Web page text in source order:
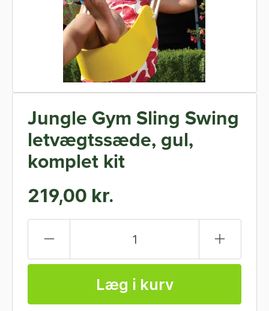
Jungle Gym Sling Swing
letvægtssæde, gul,
komplet kit
219,00 kr.
Læg i kurv